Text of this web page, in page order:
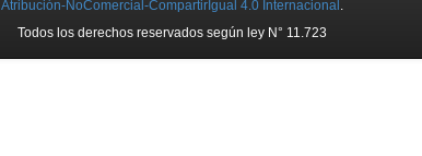
Atribución-NoComercial-CompartirIgual 4.0 Internacional .
Todos los derechos reservados según ley N° 11.723